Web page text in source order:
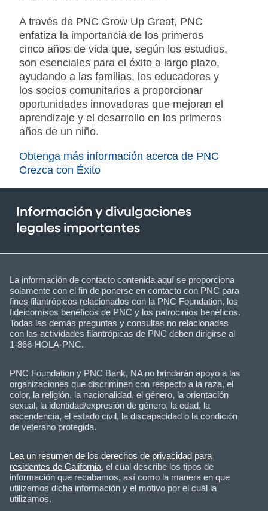
A través de PNC Grow Up Great, PNC
enfatiza la importancia de los primeros
cinco años de vida que, según los estudios,
son esenciales para el éxito a largo plazo,
ayudando a las familias, los educadores y
los socios comunitarios a proporcionar
oportunidades innovadoras que mejoran el
aprendizaje y el desarrollo en los primeros
años de un niño.
Obtenga más información acerca de PNC
Crezca con Éxito
Información y divulgaciones
legales importantes
La información de contacto contenida aquí se proporciona
solamente con el fin de ponerse en contacto con PNC para
fines filantrópicos relacionados con la PNC Foundation, los
fideicomisos benéficos de PNC y los patrocinios benéficos.
Todas las demás preguntas y consultas no relacionadas
con las actividades filantrópicas de PNC deben dirigirse al
1-866-HOLA-PNC.
PNC Foundation y PNC Bank, NA no brindarán apoyo a las
organizaciones que discriminen con respecto a la raza, el
color, la religión, la nacionalidad, el género, la orientación
sexual, la identidad/expresión de género, la edad, la
ascendencia, el estado civil, la discapacidad o la condición
de veterano protegida.
Lea un resumen de los derechos de privacidad para
residentes de California, el cual describe los tipos de
información que recabamos, así como la manera en que
utilizamos dicha información y el motivo por el cuál la
utilizamos.